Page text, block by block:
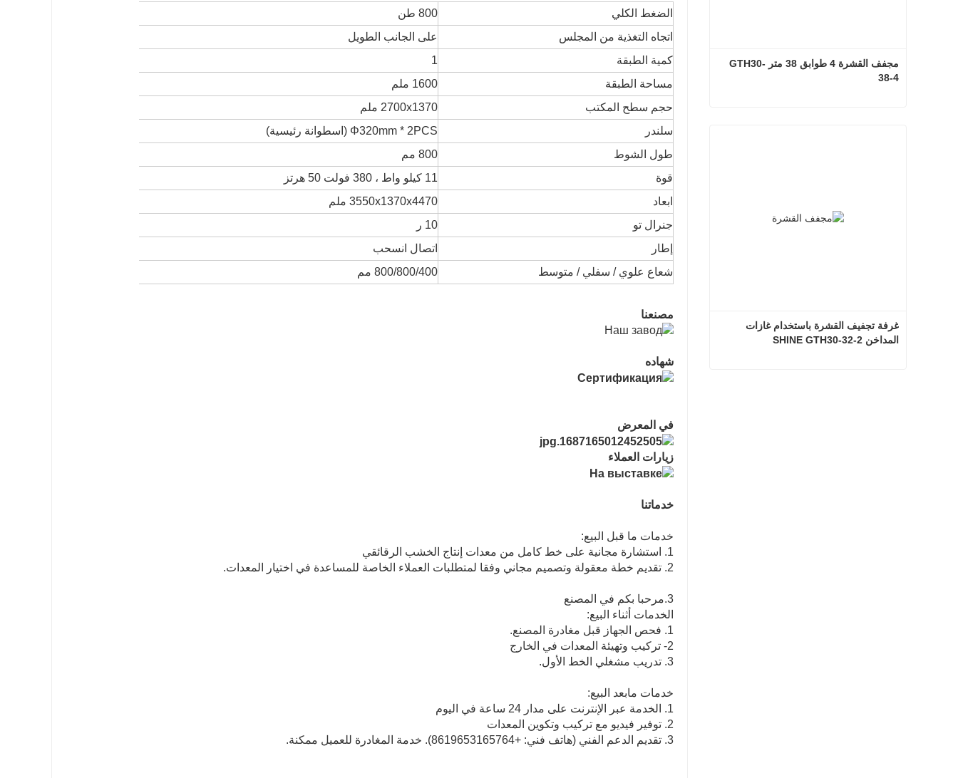
الضغط الكلي
800 طن
اتجاه التغذية من المجلس
على الجانب الطويل
كمية الطبقة
1
مساحة الطبقة
1600 ملم
حجم سطح المكتب
2700x1370 ملم
سلندر
Φ320mm * 2PCS (اسطوانة رئيسية)
طول الشوط
800 مم
قوة
11 كيلو واط ، 380 فولت 50 هرتز
ابعاد
3550x1370x4470 ملم
جنرال تو
10 ر
إطار
اتصال انسحب
شعاع علوي / سفلي / متوسط
800/800/400 مم
مصنعنا
شهاده
في المعرض
زيارات العملاء
خدماتنا
خدمات ما قبل البيع:
1. استشارة مجانية على خط كامل من معدات إنتاج الخشب الرقائقي
2. تقديم خطة معقولة وتصميم مجاني وفقا لمتطلبات العملاء الخاصة للمساعدة في اختيار المعدات.
3.مرحبا بكم في المصنع
الخدمات أثناء البيع:
1. فحص الجهاز قبل مغادرة المصنع.
2- تركيب وتهيئة المعدات في الخارج
3. تدريب مشغلي الخط الأول.
خدمات مابعد البيع:
1. الخدمة عبر الإنترنت على مدار 24 ساعة في اليوم
2. توفير فيديو مع تركيب وتكوين المعدات
3. تقديم الدعم الفني (هاتف فني: +8619653165764). خدمة المغادرة للعميل ممكنة.
مجفف القشرة 4 طوابق 38 متر GTH30-
38-4
المداخن SHINE GTH30-32-2